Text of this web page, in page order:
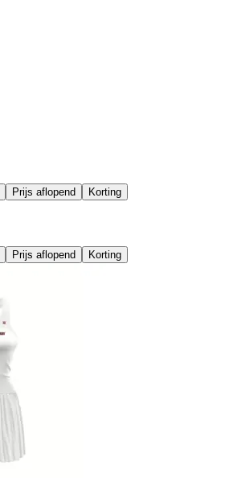
Prijs aflopend Korting
Prijs aflopend Korting